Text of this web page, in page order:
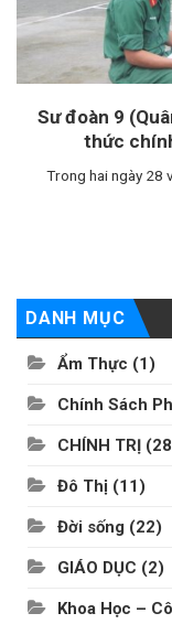
DANH MỤC
Ẩm Thực (1)
Chính Sách
CHÍNH TRỊ
Đô Thị (11)
Đời sống (22)
GIÁO DỤC (2)
Khoa Học –
Sư đoàn 9
thức
Trong hai ngày 28